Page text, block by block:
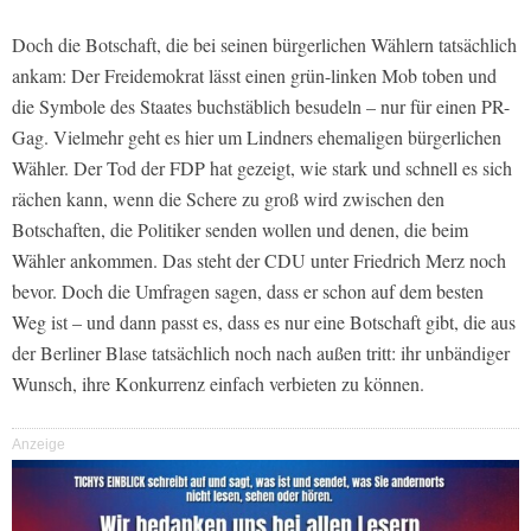
Doch die Botschaft, die bei seinen bürgerlichen Wählern tatsächlich
ankam: Der Freidemokrat lässt einen grün-linken Mob toben und
die Symbole des Staates buchstäblich besudeln – nur für einen PR-
Gag. Vielmehr geht es hier um Lindners ehemaligen bürgerlichen
Wähler. Der Tod der FDP hat gezeigt, wie stark und schnell es sich
rächen kann, wenn die Schere zu groß wird zwischen den
Botschaften, die Politiker senden wollen und denen, die beim
Wähler ankommen. Das steht der CDU unter Friedrich Merz noch
bevor. Doch die Umfragen sagen, dass er schon auf dem besten
Weg ist – und dann passt es, dass es nur eine Botschaft gibt, die aus
der Berliner Blase tatsächlich noch nach außen tritt: ihr unbändiger
Wunsch, ihre Konkurrenz einfach verbieten zu können.
Anzeige